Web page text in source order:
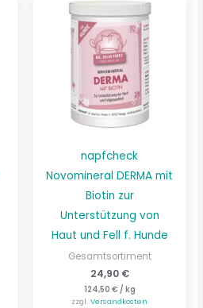
napfcheck
Novomineral DERMA mit
Biotin zur
Unterstützung von
Haut und Fell f. Hunde
Gesamtsortiment
24,90 €
124,50 € / kg
zzgl.Versandkosten